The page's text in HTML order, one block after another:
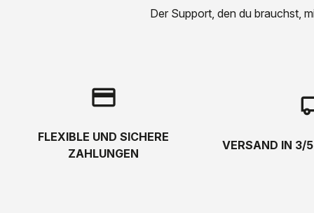
Der Support, den du brauchst,
credit_card
FLEXIBLE UND SICHERE
ZAHLUNGEN
VERSAND IN 3/